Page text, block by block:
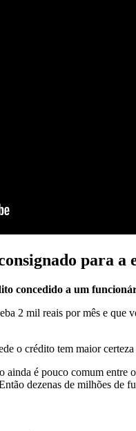
para a
concedido a um
2 mil reais por mês e que
o crédito tem maior
ainda é pouco comum
dezenas de milhões